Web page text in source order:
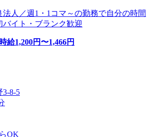
法人／週1・1コマ～の勤務で自分の時間
イト・ブランク歓迎
時給1,200円〜1,466円
3-8-5
OK